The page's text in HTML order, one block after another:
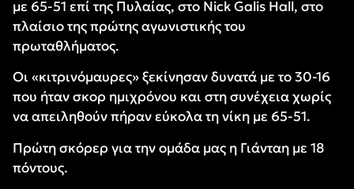
με 65-51 επί της Πυλαίας, στο Nick Galis Hall, στο
πλαίσιο της πρώτης αγωνιστικής του
πρωταθλήματος.
Οι «κιτρινόμαυρες» ξεκίνησαν δυνατά με το 30-16
που ήταν σκορ ημιχρόνου και στη συνέχεια χωρίς
να απειληθούν πήραν εύκολα τη νίκη με 65-51.
Πρώτη σκόρερ για την ομάδα μας η Γιάνταη με 18
πόντους.